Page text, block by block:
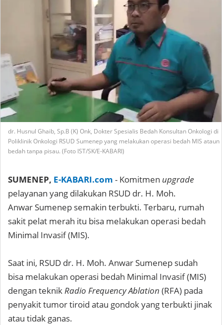
dr. Husnul Ghaib, Sp.B (K) Onk, Dokter Spesialis Bedah Konsultan Onkologi di
Poliklinik Onkologi RSUD Sumenep yang melakukan operasi bedah MIS ataun
bedah tanpa pisau. (Foto IST/SK/E-KABARI)
SUMENEP, E-KABARI.com - Komitmen upgrade
pelayanan yang dilakukan RSUD dr. H. Moh.
Anwar Sumenep semakin terbukti. Terbaru, rumah
sakit pelat merah itu bisa melakukan operasi bedah
Minimal Invasif (MIS).
Saat ini, RSUD dr. H. Moh. Anwar Sumenep sudah
bisa melakukan operasi bedah Minimal Invasif (MIS)
dengan teknikRadio Frequency Ablation (RFA) pada
penyakit tumor tiroid atau gondok yang terbukti jinak
atau tidak ganas.